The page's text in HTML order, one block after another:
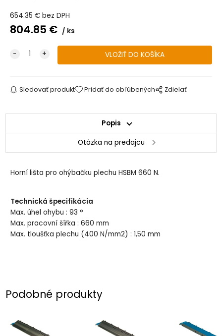
654.35 € bez DPH
804.85 € ks
Sledovať produkt Pridať do obľúbených Zdielať
Popis
Otázka na predajcu
Horní lišta pro ohýbačku plechu HSBM 660 N.
Technická špecifikácia
Max. úhel ohybu : 93 °
Max. pracovní šířka : 660 mm
Max. tloušťka plechu (400 N/mm2) : 1,50 mm
Podobné produkty